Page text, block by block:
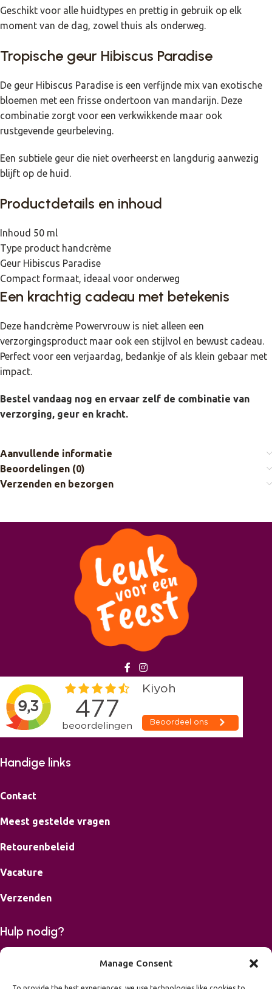
Manage Consent
Geschikt voor alle huidtypes en prettig in gebruik op elk
moment van de dag, zowel thuis als onderweg.
Tropische geur Hibiscus Paradise
De geur Hibiscus Paradise is een verfijnde mix van exotische
bloemen met een frisse ondertoon van mandarijn. Deze
combinatie zorgt voor een verkwikkende maar ook
rustgevende geurbeleving.
Een subtiele geur die niet overheerst en langdurig aanwezig
blijft op de huid.
Productdetails en inhoud
Inhoud 50 ml
Type product handcrème
Geur Hibiscus Paradise
Compact formaat, ideaal voor onderweg
Een krachtig cadeau met betekenis
Deze handcrème Powervrouw is niet alleen een
verzorgingsproduct maar ook een stijlvol en bewust cadeau.
Perfect voor een verjaardag, bedankje of als klein gebaar met
impact.
Bestel vandaag nog en ervaar zelf de combinatie van
verzorging, geur en kracht.
Aanvullende informatie
Beoordelingen (0)
Verzenden en bezorgen
Handige links
Contact
Meest gestelde vragen
Retourenbeleid
Vacature
Verzenden
Hulp nodig?
Bereikbaar op maandag, dinsdag, donderdag en vrijdag van